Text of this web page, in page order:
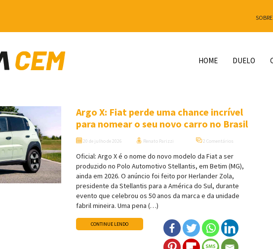
SOBRE
HOME DUELO
Argo X: Fiat perde uma chance incrível
para nomear o seu novo carro no Brasil
20 de julho de 2026 Renato Parizzi 2 Comentários
Oficial: Argo X é o nome do novo modelo da Fiat a ser
produzido no Polo Automotivo Stellantis, em Betim (MG),
ainda em 2026. O anúncio foi feito por Herlander Zola,
presidente da Stellantis para a América do Sul, durante
evento que celebrou os 50 anos da marca e da unidade
fabril mineira. Uma pena (…)
CONTINUE LENDO